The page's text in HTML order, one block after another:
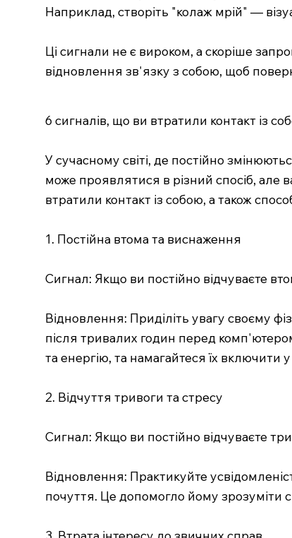
Наприклад, створіть "колаж мрій" —
Ці сигнали не є вироком, а скоріше
відновлення зв'язку з собою, щоб
6 сигналів, що ви втратили контакт із
У сучасному світі, де постійно
може проявлятися в різний спосіб, але
втратили контакт із собою, а також
1. Постійна втома та виснаження
Сигнал: Якщо ви постійно відчуваєте
Відновлення: Приділіть увагу своєму
після тривалих годин перед
та енергію, та намагайтеся їх включити у
2. Відчуття тривоги та стресу
Сигнал: Якщо ви постійно відчуваєте
Відновлення: Практикуйте
почуття. Це допомогло йому зрозуміти